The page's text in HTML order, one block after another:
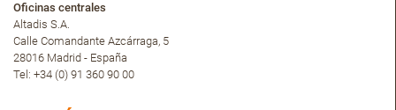
Oficinas centrales
Altadis S.A.
Calle Comandante Azcárraga, 5
28016 Madrid - España
Tel: +34 (0) 91 360 90 00